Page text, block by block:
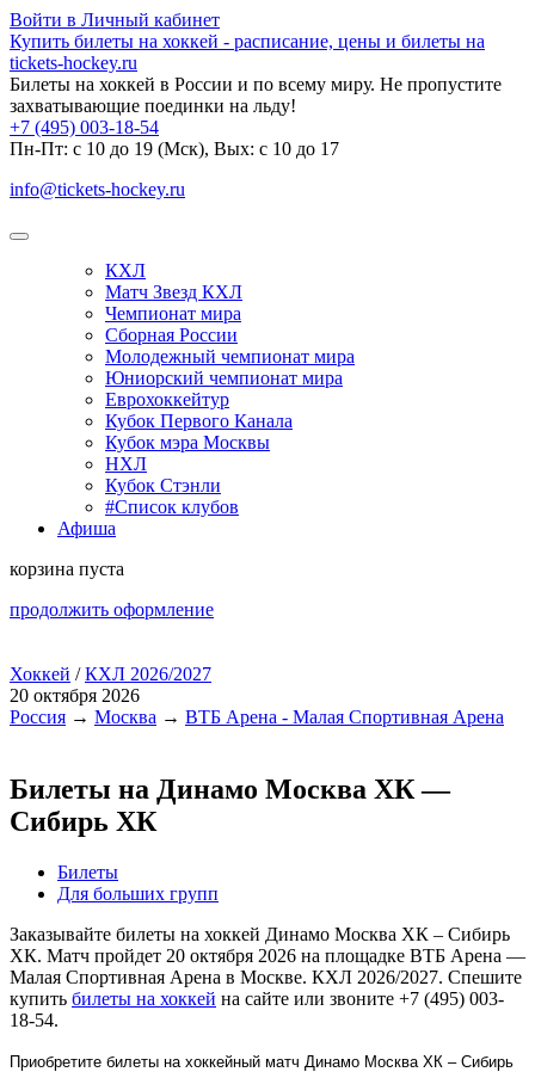
Войти в Личный кабинет
Купить билеты на хоккей - расписание, цены и билеты на
tickets-hockey.ru
Билеты на хоккей в России и по всему миру. Не пропустите
захватывающие поединки на льду!
+7 (495) 003-18-54
Пн-Пт: c 10 до 19 (Мск), Вых: с 10 до 17
info@tickets-hockey.ru
КХЛ
Матч Звезд КХЛ
Чемпионат мира
Сборная России
Молодежный чемпионат мира
Юниорский чемпионат мира
Еврохоккейтур
Кубок Первого Канала
Кубок мэра Москвы
НХЛ
Кубок Стэнли
#Список клубов
Афиша
корзина пуста
продолжить оформление
Хоккей /КХЛ 2026/2027
20 октября 2026
Россия → Москва → ВТБ Арена - Малая Спортивная Арена
Билеты на Динамо Москва ХК —
Сибирь ХК
Билеты
Для больших групп
Заказывайте билеты на хоккей Динамо Москва ХК – Сибирь
ХК. Матч пройдет 20 октября 2026 на площадке ВТБ Арена —
Малая Спортивная Арена в Москве. КХЛ 2026/2027. Спешите
купить билеты на хоккей на сайте или звоните +7 (495) 003-
18-54.
Приобретите билеты на хоккейный матч Динамо Москва ХК – Сибирь